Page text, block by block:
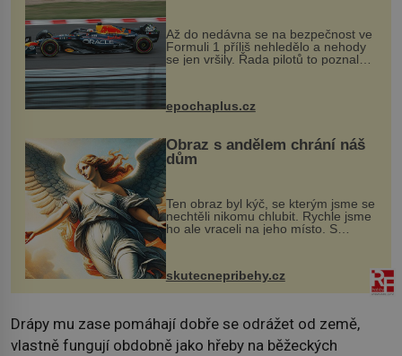
Až do nedávna se na bezpečnost ve
Formuli 1 příliš nehledělo a nehody
se jen vršily. Řada pilotů to poznala
na vlastní kůži, často s trvalými
následky nebo bohužel i ztrátou
života. Dnes nepochopiteln...
epochaplus.cz
Obraz s andělem chrání náš
dům
Ten obraz byl kýč, se kterým jsme se
nechtěli nikomu chlubit. Rychle jsme
ho ale vraceli na jeho místo. S
manželem Vaškem jsme si pořídili
chaloupku, takový domek na severu
Čech, kde jsme si naplánova...
skutecnepribehy.cz
Drápy mu zase pomáhají dobře se odrážet od země,
vlastně fungují obdobně jako hřeby na běžeckých